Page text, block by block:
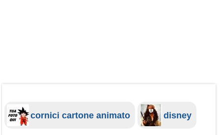
cornici cartone animato disney